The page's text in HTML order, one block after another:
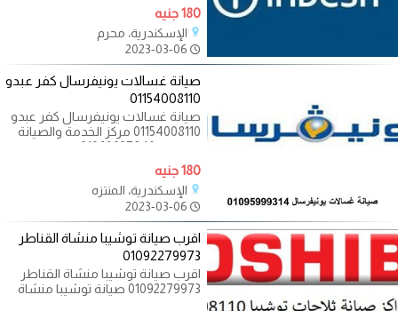
01092279973
180 جنيه
الإسكندرية، محرم
صيانة غسالات يونيفرسال كفر عبدو
01154008110
صيانة غسالات يونيفرسال كفر عبدو
01154008110 مركز الخدمة والصيانة
01023140280 _ 01092279973
180 جنيه
الإسكندرية، المنتزه
اقرب صيانة توشيبا منشاة القناطر
01092279973
اقرب صيانة توشيبا منشاة القناطر
01092279973 صيانة توشيبا منشاة